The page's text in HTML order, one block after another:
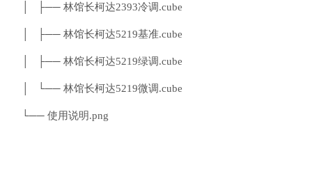
│ ├── 林馆长柯达2393冷调.cube
│ ├── 林馆长柯达5219基准.cube
│ ├── 林馆长柯达5219绿调.cube
│ └── 林馆长柯达5219微调.cube
└── 使用说明.png